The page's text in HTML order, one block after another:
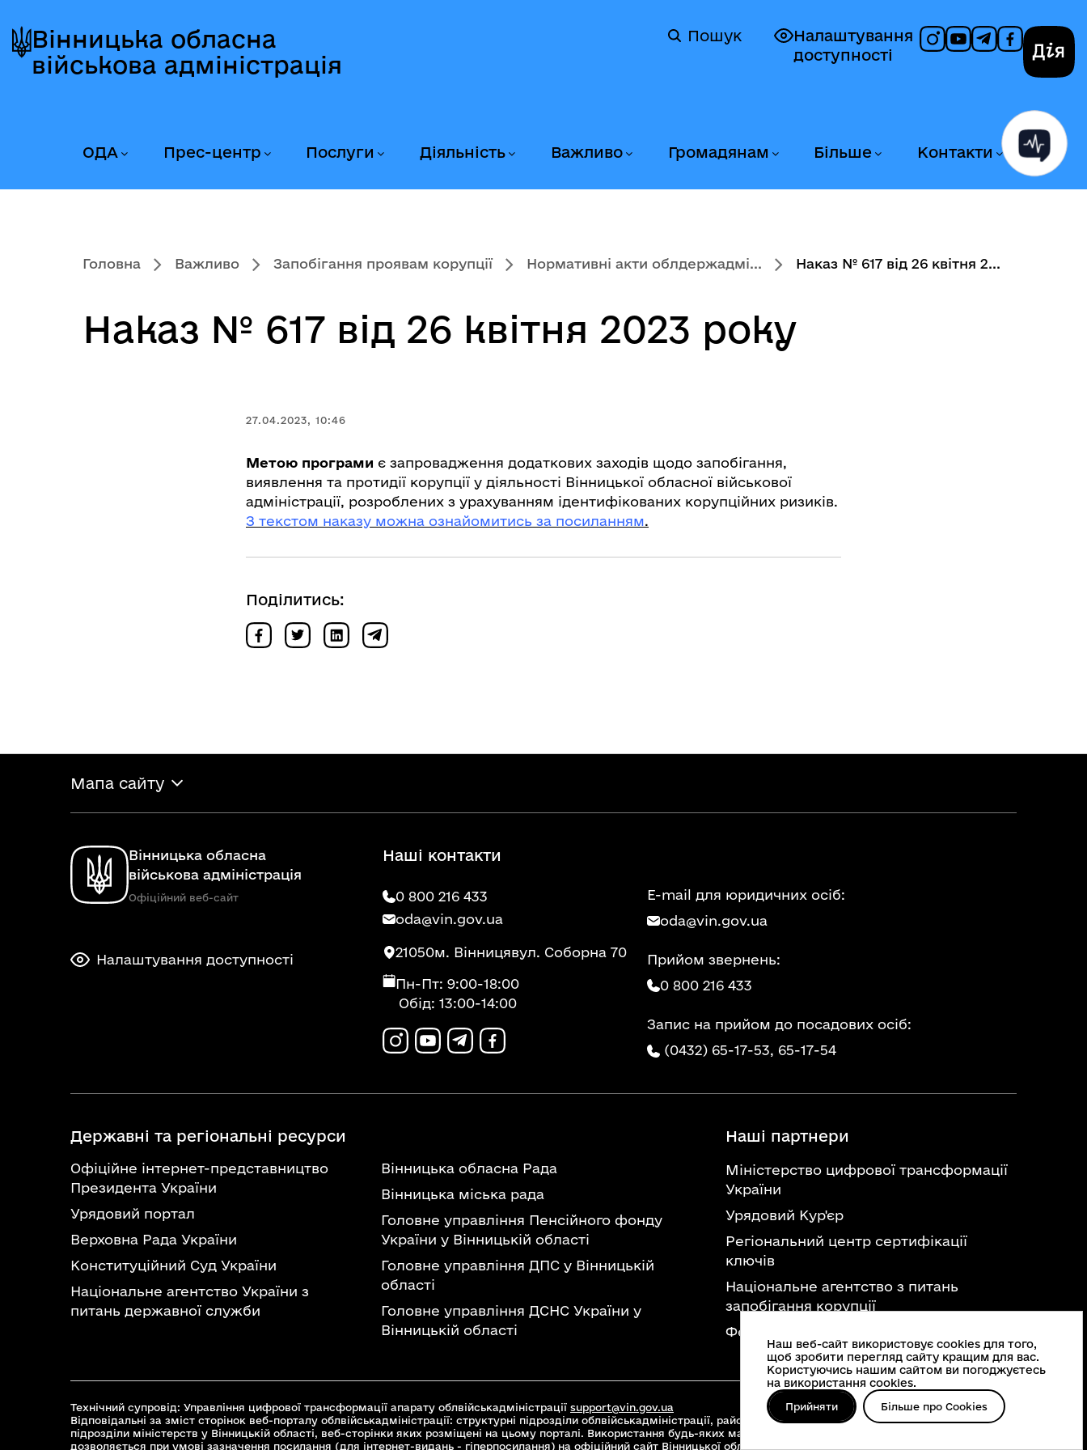
до
головного
до
головного
вмісту
до
головного
колонтитула
Вінницька обласна
військова адміністрація
Налаштування
доступності
Пошук
ОДА Прес-центр Послуги Діяльність Важливо Громадянам Більше Контакти
Головна Важливо Запобігання проявам корупції Нормативні акти облдержадмі... Наказ № 617 від 26 квітня 2...
Наказ № 617 від 26 квітня 2023 року
27.04.2023, 10:46
Метою програми є запровадження додаткових заходів щодо запобігання,
виявлення та протидії корупції у діяльності Вінницької обласної військової
адміністрації, розроблених з урахуванням ідентифікованих корупційних ризиків.
З текстом наказу можна ознайомитись за посиланням.
Поділитись:
Мапа сайту
Вінницька обласна
військова адміністрація
Офіційний веб-сайт
Налаштування доступності
Наші контакти
0 800 216 433
oda@vin.gov.ua
21050м. Вінницявул. Соборна 70
Пн-Пт: 9:00-18:00
Обід: 13:00-14:00
E-mail для юридичних осіб:
oda@vin.gov.ua
Прийом звернень:
0 800 216 433
Запис на прийом до посадових осіб:
(0432) 65-17-53, 65-17-54
Державні та регіональні ресурси
Офіційне інтернет-представництво
Президента України
Урядовий портал
Верховна Рада України
Конституційний Суд України
Національне агентство України з
питань державної служби
Вінницька обласна Рада
Вінницька міська рада
Головне управління Пенсійного фонду
України у Вінницькій області
Головне управління ДПС у Вінницькій
області
Головне управління ДСНС України у
Вінницькій області
Наші партнери
Міністерство цифрової трансформації
України
Урядовий Кур'єр
Регіональний центр сертифікації
ключів
Національне агентство з питань
запобігання корупції
Федерація професійних спілок України
Технічний супровід: Управління цифрової трансформації апарату облвійськадміністрації support@vin.gov.ua
Відповідальні за зміст сторінок веб-порталу облвійськадміністрації: структурні підрозділи облвійськадміністрації, районні військові адміністрації, територіальні
підрозділи міністерств у Вінницькій області, веб-сторінки яких розміщені на цьому порталі. Використання будь-яких матеріалів, що опубліковані на цьому сайті,
дозволяється при умові зазначення посилання (для інтернет-видань - гіперпосилання) на офіційний сайт Вінницької облвійськадміністрації
Наш веб-сайт використовує cookies для того,
щоб зробити перегляд сайту кращим для вас.
Користуючись нашим сайтом ви погоджуєтесь
на використання cookies.
Прийняти Більше про Cookies